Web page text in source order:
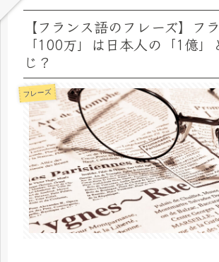
【フランス語のフレーズ】フ
「100万」は日本人の「1億」
じ？
フレーズ